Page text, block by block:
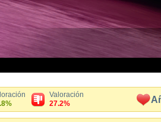
Valoración
27.2%